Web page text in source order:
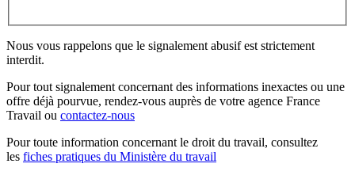
Nous vous rappelons que le signalement abusif est strictement
interdit.
Pour tout signalement concernant des informations inexactes ou une
offre déjà pourvue, rendez-vous auprès de votre agence France
Travail ou contactez-nous
Pour toute information concernant le droit du travail, consultez
les fiches pratiques du Ministère du travail